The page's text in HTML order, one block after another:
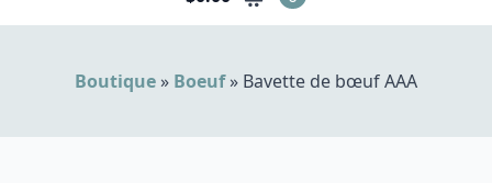
Boutique » Boeuf» Bavette de bœuf AAA